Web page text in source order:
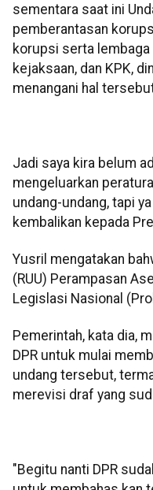
sementara saat ini
pemberantasan
korupsi serta
kejaksaan, dan KPK,
menangani hal
Jadi saya kira belum
mengeluarkan
undang-undang, tapi
kembalikan kepada
Yusril mengatakan
(RUU) Perampasan
Legislasi Nasional
Pemerintah, kata dia,
DPR untuk mulai
undang tersebut,
merevisi draf yang
"Begitu nanti DPR